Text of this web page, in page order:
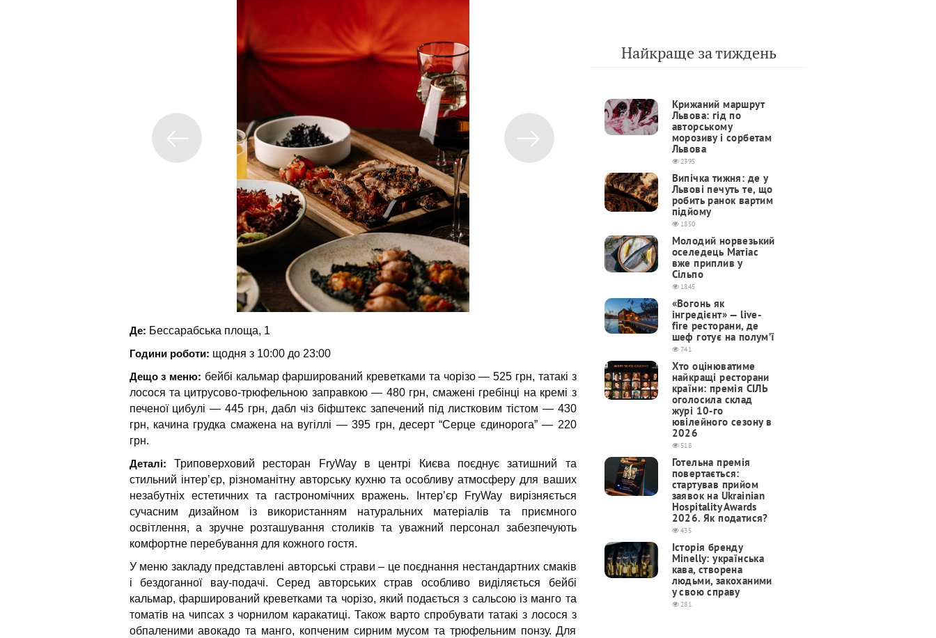
Де: Бессарабська площа, 1
Години роботи: щодня з 10:00 до 23:00
Дещо з меню: бейбі кальмар фарширований креветками та чорізо — 525 грн, татакі з
лосося та цитрусово-трюфельною заправкою — 480 грн, смажені гребінці на кремі з
печеної цибулі — 445 грн, дабл чіз біфштекс запечений під листковим тістом — 430
грн, качина грудка смажена на вугіллі — 395 грн, десерт “Серце єдинорога” — 220
грн.
Деталі:
Триповерховий ресторан FryWay в центрі Києва поєднує затишний та
стильний інтер’єр, різноманітну авторську кухню та особливу атмосферу для ваших
незабутніх естетичних та гастрономічних вражень. Інтер’єр FryWay вирізняється
сучасним дизайном із використанням натуральних матеріалів та приємного
освітлення, а зручне розташування столиків та уважний персонал забезпечують
комфортне перебування для кожного гостя.
У меню закладу представлені авторські страви – це поєднання нестандартних смаків
і бездоганної вау-подачі. Серед авторських страв особливо виділяється бейбі
кальмар, фарширований креветками та чорізо, який подається з сальсою із манго та
томатів на чипсах з чорнилом каракатиці. Також варто спробувати татакі з лосося з
обпаленими авокадо та манго, копченим сирним мусом та трюфельним понзу. Для
Найкраще за тиждень
Крижаний маршрут
Львова: гід по
авторському
морозиву і сорбетам
Львова
2395
Випічка тижня: де у
Львові печуть те, що
робить ранок вартим
підйому
1850
Молодий норвезький
оселедець Матіас
вже приплив у
Сільпо
1845
«Вогонь як
інгредієнт» — live-
fire ресторани, де
шеф готує на полум’ї
741
Хто оцінюватиме
найкращі ресторани
країни: премія СІЛЬ
оголосила склад
журі 10-го
ювілейного сезону в
2026
518
Готельна премія
повертається:
cтартував прийом
заявок на Ukrainian
Hospitality Awards
2026. Як податися?
435
Історія бренду
Minelly: українська
кава, створена
людьми, закоханими
у свою справу
281